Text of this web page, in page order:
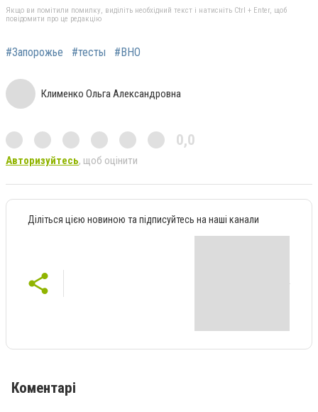
Якщо ви помітили помилку, виділіть необхідний текст і натисніть Ctrl + Enter, щоб
повідомити про це редакцію
#Запорожье #тесты #ВНО
Клименко Ольга Александровна
0,0
Авторизуйтесь, щоб оцінити
Діліться цією новиною та підписуйтесь на наші канали
Коментарі